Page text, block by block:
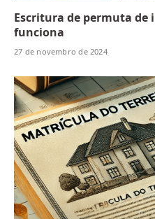
Escritura de permuta de
funciona
27 de novembro de 2024